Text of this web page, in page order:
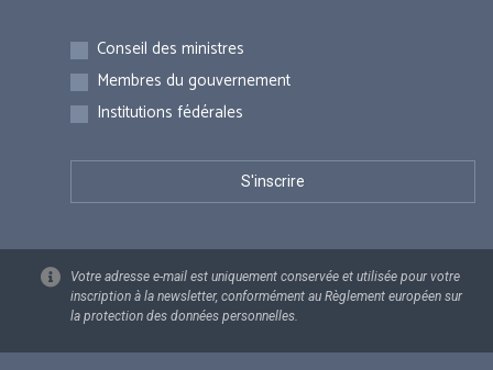
Inscriptions
Conseil des ministres
Membres du gouvernement
Institutions fédérales
Votre adresse e-mail est uniquement conservée et utilisée pour votre
inscription à la newsletter, conformément au Règlement européen sur
la protection des données personnelles.